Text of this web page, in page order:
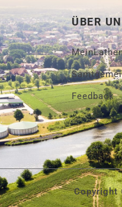
ÜBER
Feedback
Copyright